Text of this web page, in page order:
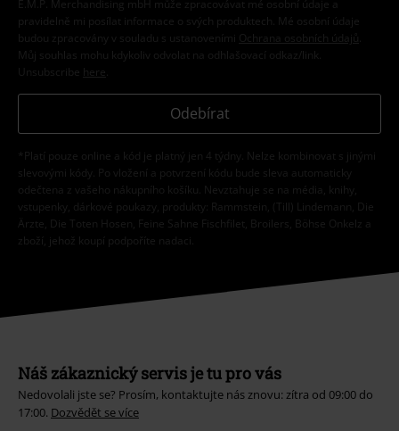
E.M.P. Merchandising mbH může zpracovávat mé osobní údaje a
pravidelně mi posílat informace o svých produktech. Mé osobní údaje
budou zpracovány v souladu s ustanoveními
Ochrana osobních údajů
Můj souhlas mohu kdykoliv odvolat na odhlašovací odkaz/link.
Unsubscribe here
Odebírat
*Platí pouze online a kód je platný jen 4 týdny. Nelze kombinovat s jinými
slevovými kódy. Po vložení a potvrzení kódu bude sleva automaticky
odečtena z vašeho nákupního košíku. Nevztahuje se na média, knihy,
vstupenky, dárkové poukazy, produkty: Rammstein, (Till) Lindemann, Die
Ärzte, Die Toten Hosen, Feine Sahne Fischfilet, Broilers, Böhse Onkelz a
zboží, jehož koupí podpoříte nadaci.
Náš zákaznický servis je tu pro vás
Nedovolali jste se? Prosím, kontaktujte nás znovu: zítra od 09:00 do
17:00. Dozvědět se více